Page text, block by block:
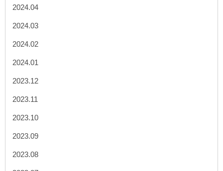
2024.04
2024.03
2024.02
2024.01
2023.12
2023.11
2023.10
2023.09
2023.08